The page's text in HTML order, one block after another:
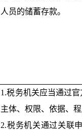
人员的储蓄存款。
1.税务机关应当通过
主体、权限、依据、
2.税务机关通过关联